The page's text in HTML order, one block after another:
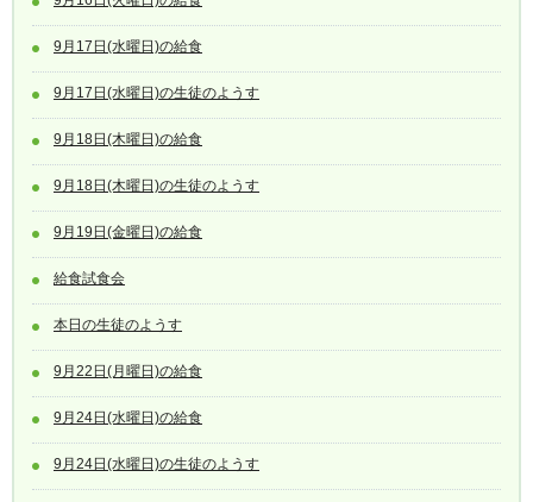
9月17日(水曜日)の給食
9月17日(水曜日)の生徒のようす
9月18日(木曜日)の給食
9月18日(木曜日)の生徒のようす
9月19日(金曜日)の給食
給食試食会
本日の生徒のようす
9月22日(月曜日)の給食
9月24日(水曜日)の給食
9月24日(水曜日)の生徒のようす